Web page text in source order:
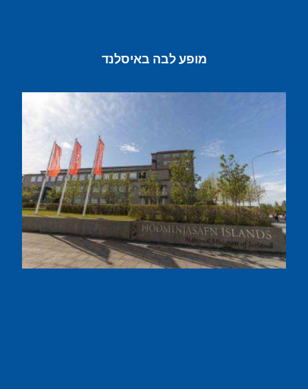
מופע לבה באיסלנד